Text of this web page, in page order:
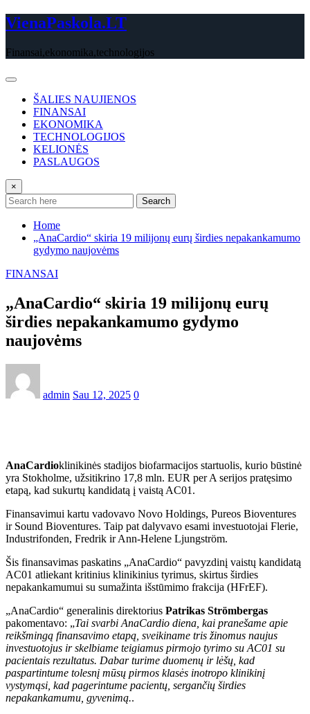
Skip
to
VienaPaskola.LT
Finansai,ekonomika,technologijos
ŠALIES NAUJIENOS
FINANSAI
EKONOMIKA
TECHNOLOGIJOS
KELIONĖS
PASLAUGOS
×
Search
Home
„AnaCardio“ skiria 19 milijonų eurų širdies nepakankamumo
gydymo naujovėms
FINANSAI
„AnaCardio“ skiria 19 milijonų eurų
širdies nepakankamumo gydymo
naujovėms
admin Sau 12, 2025 0
AnaCardioklinikinės stadijos biofarmacijos startuolis, kurio būstinė
yra Stokholme, užsitikrino 17,8 mln. EUR per A serijos pratęsimo
etapą, kad sukurtų kandidatą į vaistą AC01.
Finansavimui kartu vadovavo Novo Holdings, Pureos Bioventures
ir Sound Bioventures. Taip pat dalyvavo esami investuotojai Flerie,
Industrifonden, Fredrik ir Ann-Helene Ljungström.
Šis finansavimas paskatins „AnaCardio“ pavyzdinį vaistų kandidatą
AC01 atliekant kritinius klinikinius tyrimus, skirtus širdies
nepakankamumui su sumažinta išstūmimo frakcija (HFrEF).
„AnaCardio“ generalinis direktorius Patrikas Strömbergas
pakomentavo: „Tai svarbi AnaCardio diena, kai pranešame apie
reikšmingą finansavimo etapą, sveikiname tris žinomus naujus
investuotojus ir skelbiame teigiamus pirmojo tyrimo su AC01 su
pacientais rezultatus. Dabar turime duomenų ir lėšų, kad
paspartintume tolesnį mūsų pirmos klasės inotropo klinikinį
vystymąsi, kad pagerintume pacientų, sergančių širdies
nepakankamumu, gyvenimą..